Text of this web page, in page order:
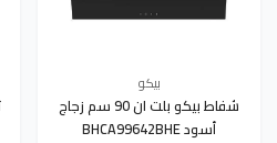
بيكو
شفاط بيكو بلت ان 90 سم زجاج
أسود BHCA99642BHE